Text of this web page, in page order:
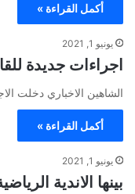
أكمل القراءة »
يونيو 1, 2021
اجراءات جديدة
الشاهين الاخباري دخلت
أكمل القراءة »
يونيو 1, 2021
بينها الاندية